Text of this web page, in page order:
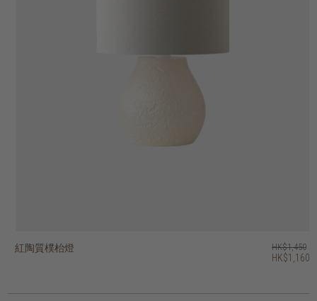
紅陶質樸枱燈 HK$1,450
HK$1,160
紅陶枱燈 HK$2,250
HK$1,800
紅陶條紋枱燈 HK$1,950
HK$1,560
紅陶幾何枱燈 HK$2,250
HK$1,800
復古枱燈 HK$1,950
HK$1,560
heritage 圓頂形枱燈 HK$845
bright 號角形吊燈 HK$1,450
bright 穹頂型吊燈 HK$1,550
bright 吊鐘形吊燈 HK$1,650
木根雕塑枱燈 HK$1,450